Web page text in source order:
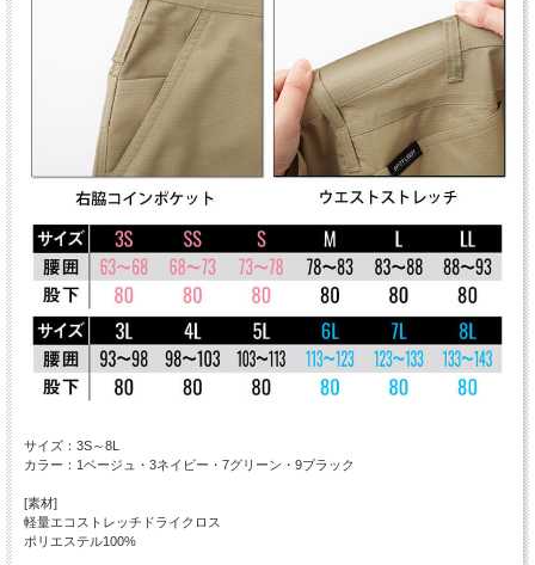
サイズ：3S～8L
カラー：1ベージュ・3ネイビー・7グリーン・9ブラック
[素材]
軽量エコストレッチドライクロス
ポリエステル100%